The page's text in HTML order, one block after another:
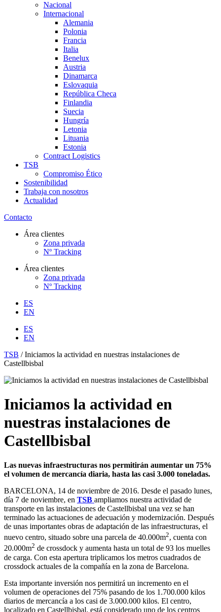
Nacional
Internacional
Alemania
Polonia
Francia
Italia
Benelux
Austria
Dinamarca
Eslovaquia
República Checa
Finlandia
Suecia
Hungría
Letonia
Lituania
Estonia
Contract Logistics
TSB
Compromiso Ético
Sostenibilidad
Trabaja con nosotros
Actualidad
Contacto
Área clientes
Zona privada
Nº Tracking
Área clientes
Zona privada
Nº Tracking
ES
EN
ES
EN
TSB /Iniciamos la actividad en nuestras instalaciones de
Castellbisbal
Iniciamos la actividad en
nuestras instalaciones de
Castellbisbal
Las nuevas infraestructuras nos permitirán aumentar un 75%
el volumen de mercancía diaria, hasta las casi 3.000 toneladas.
BARCELONA, 14 de noviembre de 2016. Desde el pasado lunes,
día 7 de noviembre, en TSB ampliamos nuestra actividad de
transporte en las instalaciones de Castellbisbal una vez se han
terminado las actuaciones de adecuación y modernización. Después
de unas importantes obras de adaptación de las infraestructuras, el
nuevo centro, situado sobre una parcela de 40.000m2, cuenta con
20.000m2 de crossdock y aumenta hasta un total de 93 los muelles
de carga. Con esta apertura triplicamos los metros cuadrados de
crossdock actuales de la compañía en la zona de Barcelona.
Esta importante inversión nos permitirá un incremento en el
volumen de operaciones del 75% pasando de los 1.700.000 kilos
diarios de mercancía a los casi de 3.000.000 kilos. El centro,
localizado en Castellbisbal, está considerado uno de los centros